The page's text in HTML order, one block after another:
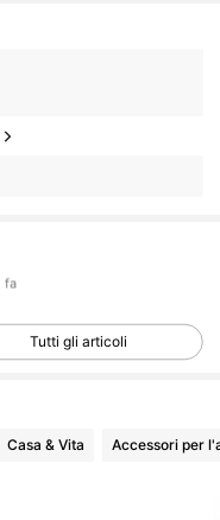
Tutti gli articoli
Casa & Vita Accessori per